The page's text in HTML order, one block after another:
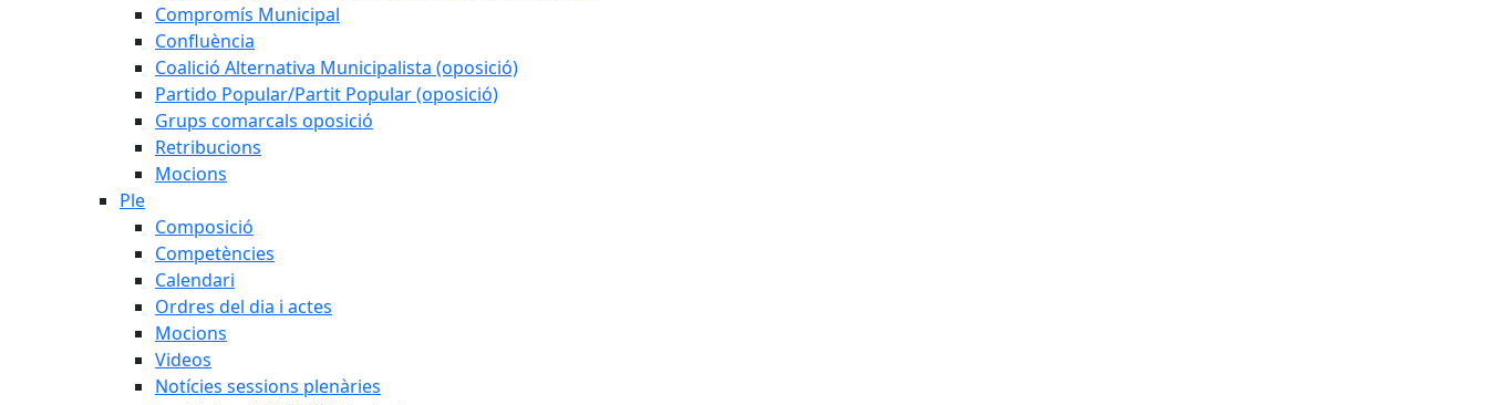
Compromís Municipal
Confluència
Coalició Alternativa Municipalista (oposició)
Partido Popular/Partit Popular (oposició)
Grups comarcals oposició
Retribucions
Mocions
Ple
Composició
Competències
Calendari
Ordres del dia i actes
Mocions
Videos
Notícies sessions plenàries